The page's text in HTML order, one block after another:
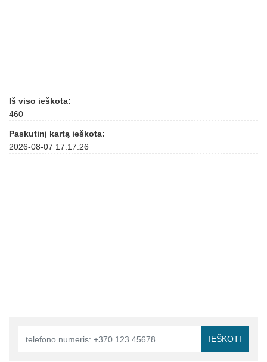
Iš viso ieškota:
460
Paskutinį kartą ieškota:
2026-08-07 17:17:26
IEŠKOTI